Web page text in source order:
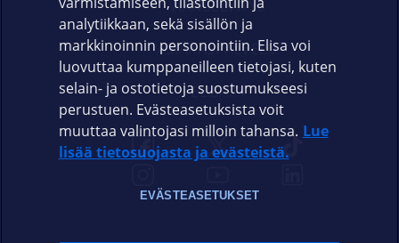
VIANSELVITYS
ASIAKASPALVELU
ELISA.FI
analytiikkaan, sekä sisällön ja
markkinoinnin personointiin. Elisa voi
luovuttaa kumppaneilleen tietojasi, kuten
selain- ja ostotietoja suostumukseesi
perustuen. Evästeasetuksista voit
muuttaa valintojasi milloin tahansa. Lue
lisää tietosuojasta ja evästeistä.
EVÄSTEASETUKSET